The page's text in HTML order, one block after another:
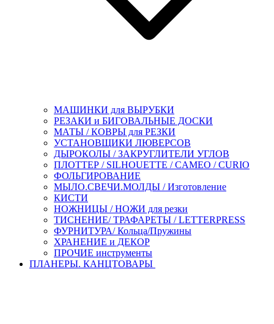
МАШИНКИ для ВЫРУБКИ
РЕЗАКИ и БИГОВАЛЬНЫЕ ДОСКИ
МАТЫ / КОВРЫ для РЕЗКИ
УСТАНОВЩИКИ ЛЮВЕРСОВ
ДЫРОКОЛЫ / ЗАКРУГЛИТЕЛИ УГЛОВ
ПЛОТТЕР / SILHOUETTE / CAMEO / CURIO
ФОЛЬГИРОВАНИЕ
МЫЛО.СВЕЧИ.МОЛДЫ / Изготовление
КИСТИ
НОЖНИЦЫ / НОЖИ для резки
ТИСНЕНИЕ/ ТРАФАРЕТЫ / LETTERPRESS
ФУРНИТУРА/ Кольца/Пружины
ХРАНЕНИЕ и ДЕКОР
ПРОЧИЕ инструменты
ПЛАНЕРЫ. КАНЦТОВАРЫ